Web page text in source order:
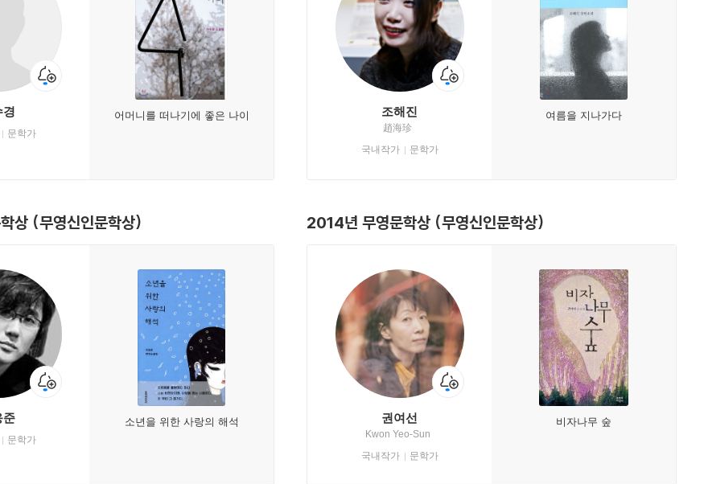
경
문학가
어머니를 떠나기에 좋은 나이 조해진
趙海珍
국내작가
문학가
여름을 지나가다
상 (무영신인문학상)
준
문학가
소년을 위한 사랑의 해석
2014년 무영문학상 (무영신인문학상)
권여선
Kwon Yeo-Sun
국내작가
문학가
비자나무 숲